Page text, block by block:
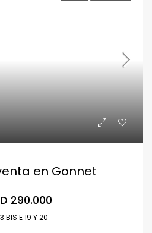
en Gonnet
290.000
BIS E 19 Y 20